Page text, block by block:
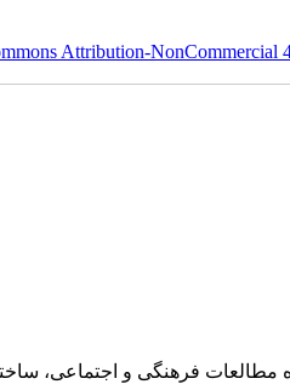
Attribution-NonCommercial